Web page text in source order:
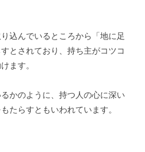
込んでいるところから「地に足
とされており、持ち主がコツコ
ます。
かのように、持つ人の心に深い
たらすともいわれています。